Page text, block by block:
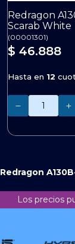
Redragon
Scarab White
(00001301)
$ 46.888
Hasta en 12
Redragon
Los precios